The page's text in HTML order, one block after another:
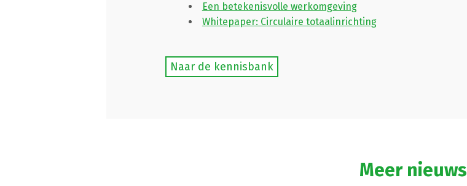
Een betekenisvolle werkomgeving
Whitepaper: Circulaire totaalinrichting
Naar de kennisbank
Meer nieuws